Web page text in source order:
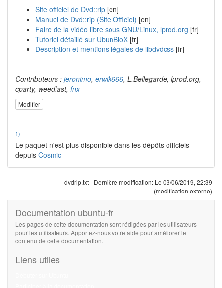
Site officiel de Dvd::rip [en]
Manuel de Dvd::rip (Site Officiel) [en]
Faire de la vidéo libre sous GNU/Linux, lprod.org [fr]
Tutoriel détaillé sur UbunBloX [fr]
Description et mentions légales de libdvdcss [fr]
—-
Contributeurs : jeronimo, erwik666, L.Bellegarde, lprod.org,
cparty, weedfast, fnx
Modifier
1)
Le paquet n'est plus disponible dans les dépôts officiels
depuis Cosmic
dvdrip.txt Dernière modification: Le 03/06/2019, 22:39
(modification externe)
Documentation ubuntu-fr
Les pages de cette documentation sont rédigées par les utilisateurs
pour les utilisateurs. Apportez-nous votre aide pour améliorer le
contenu de cette documentation.
Liens utiles